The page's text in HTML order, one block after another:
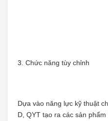
3. Chức năng tùy chỉnh
Dựa vào năng lực kỹ thuật
D, QYT tạo ra các sản